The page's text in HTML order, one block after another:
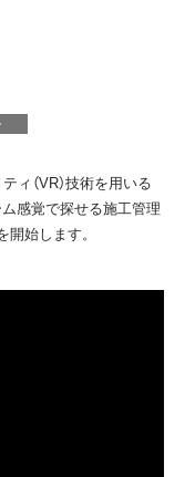
ィ（VR）技術を用いる
ム感覚で探せる施工管理
開始します。